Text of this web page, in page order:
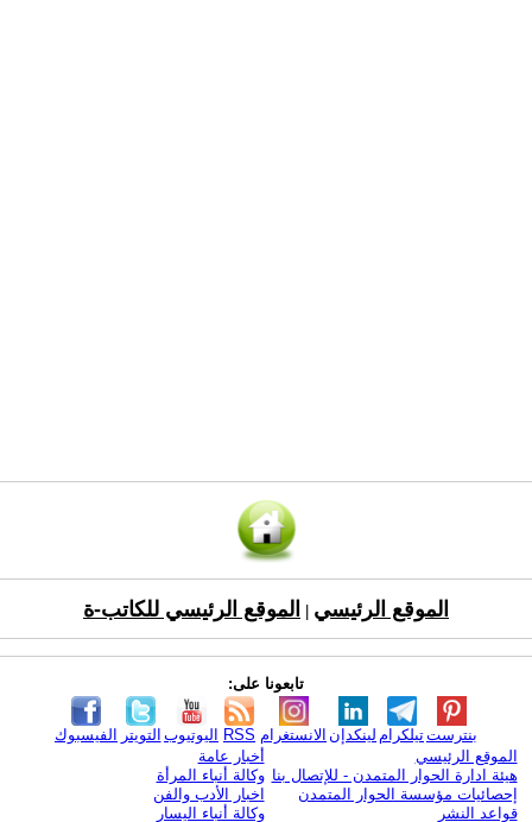
الموقع الرئيسي الموقع الرئيسي للكاتب-ة
تابعونا على:
الفيسبوك التويتر اليوتيوب RSS الانستغرام لينكدإن تيلكرامبنترست
الموقع الرئيسي
هيئة ادارة الحوار المتمدن - للإتصال بنا
إحصائيات مؤسسة الحوار المتمدن
قواعد النشر
أخبار عامة
وكالة أنباء المرأة
اخبار الأدب والفن
وكالة أنباء اليسار